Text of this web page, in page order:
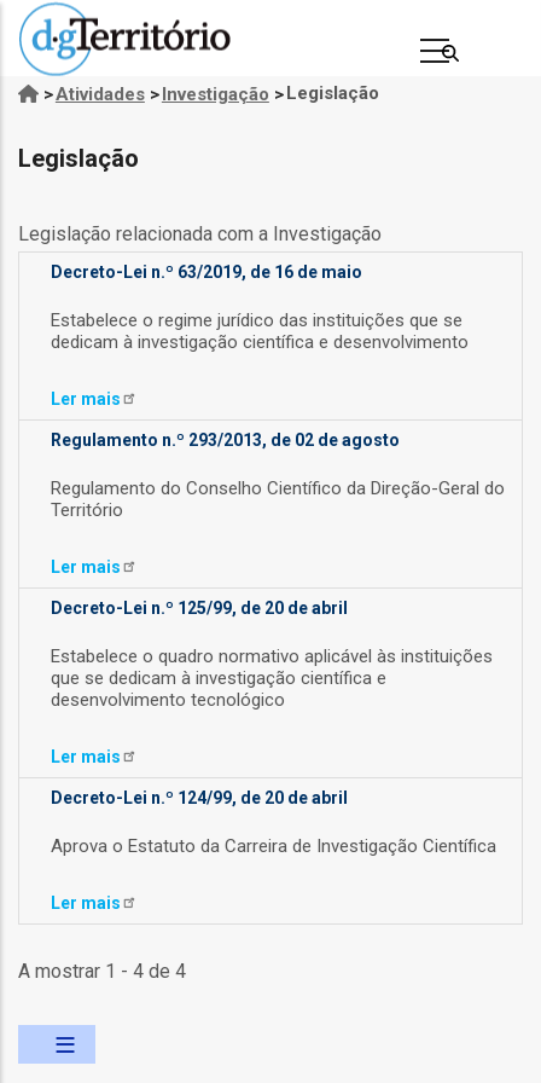
Passar
para
principal
Navegação
estrutural
>Atividades>Investigação >Legislação
Legislação
Legislação relacionada com a Investigação
Decreto-Lei n.º 63/2019, de 16 de maio
Estabelece o regime jurídico das instituições que se
dedicam à investigação científica e desenvolvimento
Ler mais
Regulamento n.º 293/2013, de 02 de agosto
Regulamento do Conselho Científico da Direção-Geral do
Território
Ler mais
Decreto-Lei n.º 125/99, de 20 de abril
Estabelece o quadro normativo aplicável às instituições
que se dedicam à investigação científica e
desenvolvimento tecnológico
Ler mais
Decreto-Lei n.º 124/99, de 20 de abril
Aprova o Estatuto da Carreira de Investigação Científica
Ler mais
A mostrar 1 - 4 de 4